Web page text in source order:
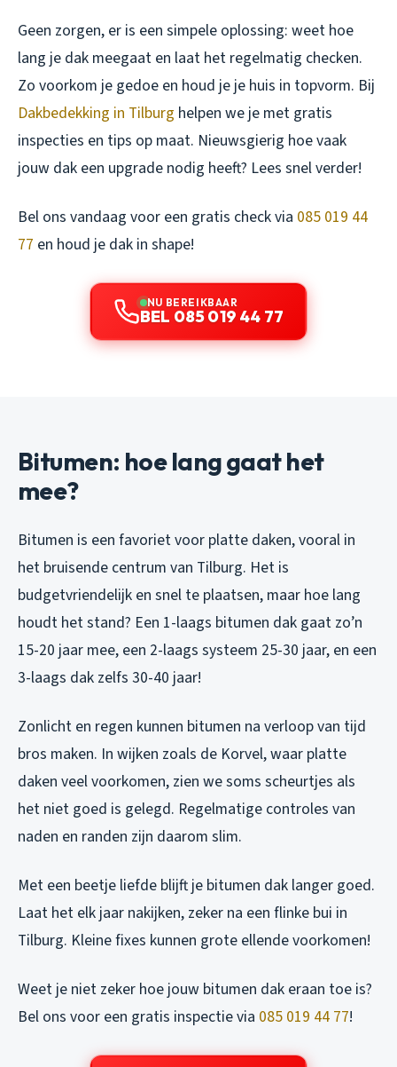
Geen zorgen, er is een simpele oplossing: weet hoe
lang je dak meegaat en laat het regelmatig checken.
Zo voorkom je gedoe en houd je je huis in topvorm. Bij
Dakbedekking in Tilburg helpen we je met gratis
inspecties en tips op maat. Nieuwsgierig hoe vaak
jouw dak een upgrade nodig heeft? Lees snel verder!
Bel ons vandaag voor een gratis check via 085 019 44
77 en houd je dak in shape!
NU BEREIKBAAR
BEL 085 019 44 77
Bitumen: hoe lang gaat het
mee?
Bitumen is een favoriet voor platte daken, vooral in
het bruisende centrum van Tilburg. Het is
budgetvriendelijk en snel te plaatsen, maar hoe lang
houdt het stand? Een 1-laags bitumen dak gaat zo’n
15-20 jaar mee, een 2-laags systeem 25-30 jaar, en een
3-laags dak zelfs 30-40 jaar!
Zonlicht en regen kunnen bitumen na verloop van tijd
bros maken. In wijken zoals de Korvel, waar platte
daken veel voorkomen, zien we soms scheurtjes als
het niet goed is gelegd. Regelmatige controles van
naden en randen zijn daarom slim.
Met een beetje liefde blijft je bitumen dak langer goed.
Laat het elk jaar nakijken, zeker na een flinke bui in
Tilburg. Kleine fixes kunnen grote ellende voorkomen!
Weet je niet zeker hoe jouw bitumen dak eraan toe is?
Bel ons voor een gratis inspectie via 085 019 44 77!